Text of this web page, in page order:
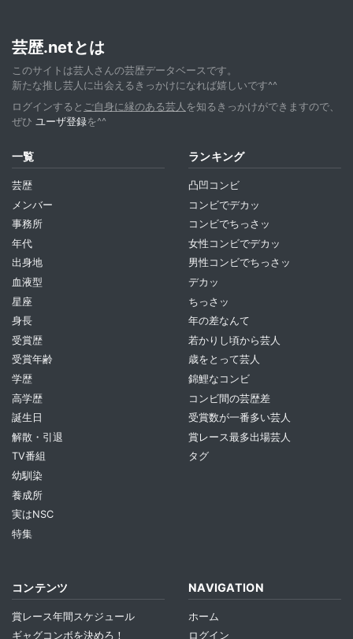
芸歴.netとは
このサイトは芸人さんの芸歴データベースです。
新たな推し芸人に出会えるきっかけになれば嬉しいです^^
ログインすると ご自身に縁のある芸人 を知るきっかけができますので、
ぜひ ユーザ登録を^^
一覧
芸歴
メンバー
事務所
年代
出身地
血液型
星座
身長
受賞歴
受賞年齢
学歴
高学歴
誕生日
解散・引退
TV番組
幼馴染
養成所
実はNSC
特集
ランキング
凸凹コンビ
コンビでデカッ
コンビでちっさッ
女性コンビでデカッ
男性コンビでちっさッ
デカッ
ちっさッ
年の差なんて
若かりし頃から芸人
歳をとって芸人
錦鯉なコンビ
コンビ間の芸歴差
受賞数が一番多い芸人
賞レース最多出場芸人
タグ
コンテンツ
賞レース年間スケジュール
ギャグコンボを決めろ！
NAVIGATION
ホーム
ログイン